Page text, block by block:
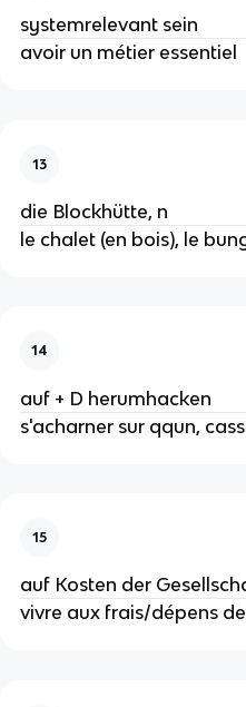
systemrelevant sein
avoir un métier essentiel
13
die Blockhütte, n
le chalet (en bois), le
14
auf + D herumhacken
s'acharner sur qqun,
15
auf Kosten der
vivre aux frais/dépens